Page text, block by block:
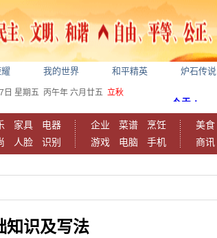
我的世界 和平精英 炉石传说
日 星期五 丙午年 六月廿五 立秋
家具
电器
人脸 识别
企业 菜谱
烹饪
游戏
电脑 手机
美食
商讯
知识及写法